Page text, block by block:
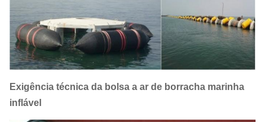
Exigência técnica da bolsa a ar de borracha marinha
inflável